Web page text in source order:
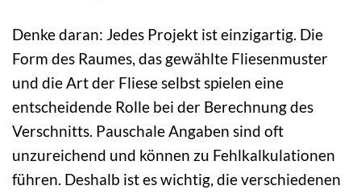
Denke daran: Jedes Projekt ist einzigartig. Die
Form des Raumes, das gewählte Fliesenmuster
und die Art der Fliese selbst spielen eine
entscheidende Rolle bei der Berechnung des
Verschnitts. Pauschale Angaben sind oft
unzureichend und können zu Fehlkalkulationen
führen. Deshalb ist es wichtig, die verschiedenen